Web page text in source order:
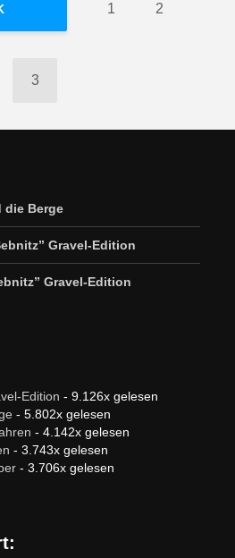
1 2
3
die Berge
Gravel-Edition
Gravel-Edition
Edition - 9.126x gelesen
- 5.802x gelesen
- 4.142x gelesen
- 3.743x gelesen
- 3.706x gelesen